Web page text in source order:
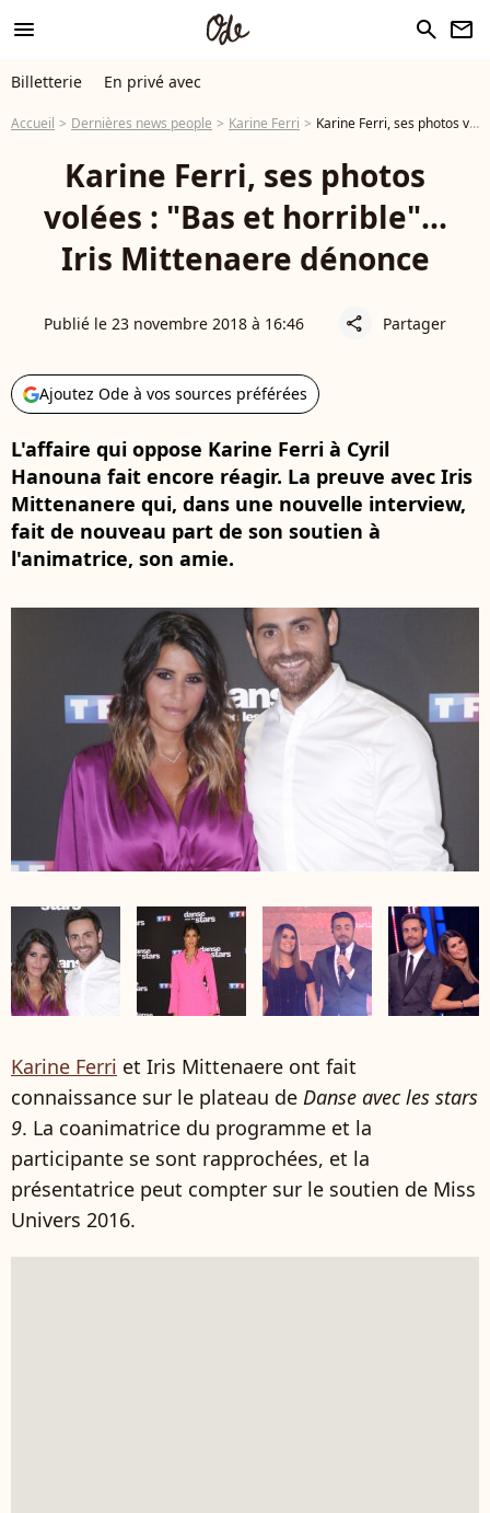
menu search newsletter
Billetterie En privé avec
Accueil Dernières news people Karine Ferri Karine Ferri, ses photos volées : "Bas et horrible"... Iris Mittenaere dénonce
Karine Ferri, ses photos
volées : "Bas et horrible"...
Iris Mittenaere dénonce
Publié le 23 novembre 2018 à 16:46 share Partager
Ajoutez Ode à vos sources préférées
L'affaire qui oppose Karine Ferri à Cyril
Hanouna fait encore réagir. La preuve avec Iris
Mittenanere qui, dans une nouvelle interview,
fait de nouveau part de son soutien à
l'animatrice, son amie.
Karine Ferri et Iris Mittenaere ont fait
connaissance sur le plateau de Danse avec les stars
9. La coanimatrice du programme et la
participante se sont rapprochées, et la
présentatrice peut compter sur le soutien de Miss
Univers 2016.